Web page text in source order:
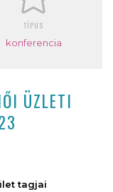
TÍPUS
konferencia
ÜZLETI
tagjai